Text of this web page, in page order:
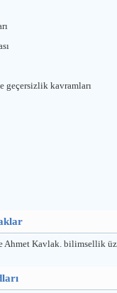
geçersizlik kavramları
Kavlak. bilimsellik